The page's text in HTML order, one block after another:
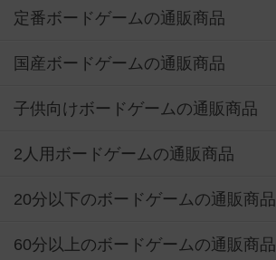
定番ボードゲームの通販商品
国産ボードゲームの通販商品
子供向けボードゲームの通販商品
2人用ボードゲームの通販商品
20分以下のボードゲームの通販商品
60分以上のボードゲームの通販商品